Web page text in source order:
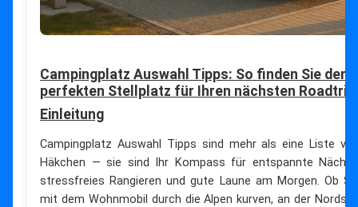
Campingplatz Auswahl Tipps: So finden Sie den
perfekten Stellplatz für Ihren nächsten Roadtrip
Einleitung
Campingplatz Auswahl Tipps sind mehr als eine Liste
Häkchen — sie sind Ihr Kompass für entspannte
stressfreies Rangieren und gute Laune am Morgen. Ob
mit dem Wohnmobil durch die Alpen kurven, an der